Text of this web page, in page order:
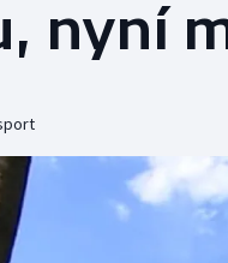
Basketbal
Boby a skeleton
nyní